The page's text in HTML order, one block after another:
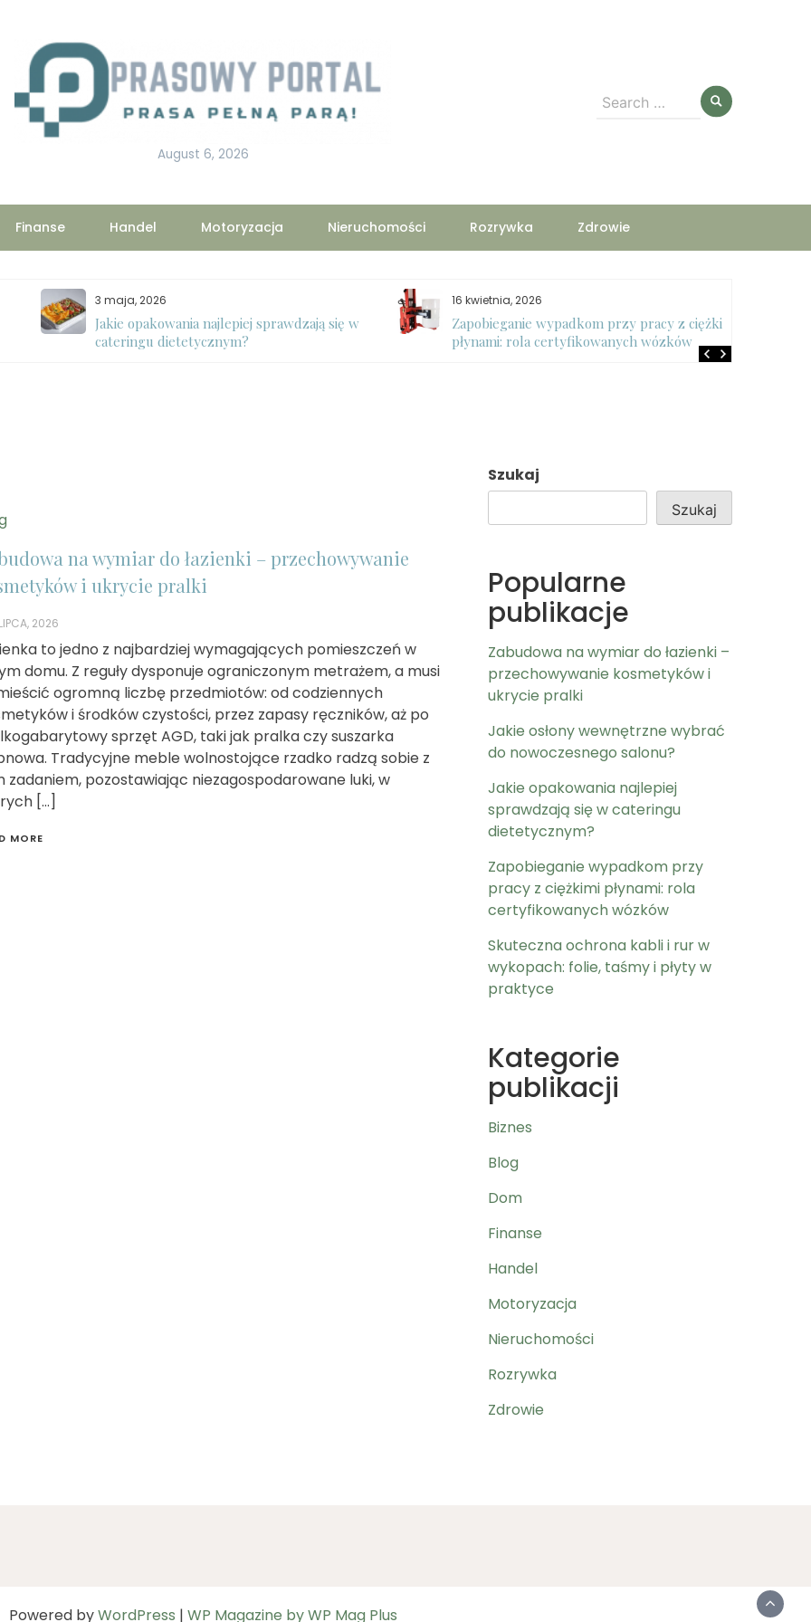
August 6, 2026
Search
Finanse Handel Motoryzacja Nieruchomości Rozrywka Zdrowie
3 maja, 2026
Jakie opakowania najlepiej sprawdzają się w
cateringu dietetycznym?
16 kwietnia, 2026
Zapobieganie wypadkom przy pracy z ciężkimi
płynami: rola certyfikowanych wózków
na wymiar do łazienki – przechowywanie
i ukrycie pralki
2026
to jedno z najbardziej wymagających pomieszczeń w
domu. Z reguły dysponuje ograniczonym metrażem, a musi
ogromną liczbę przedmiotów: od codziennych
i środków czystości, przez zapasy ręczników, aż po
sprzęt AGD, taki jak pralka czy suszarka
Tradycyjne meble wolnostojące rzadko radzą sobie z
zadaniem, pozostawiając niezagospodarowane luki, w
[…]
MORE
Szukaj
Szukaj
Popularne
publikacje
Zabudowa na wymiar do łazienki –
przechowywanie kosmetyków i
ukrycie pralki
Jakie osłony wewnętrzne wybrać
do nowoczesnego salonu?
Jakie opakowania najlepiej
sprawdzają się w cateringu
dietetycznym?
Zapobieganie wypadkom przy
pracy z ciężkimi płynami: rola
certyfikowanych wózków
Skuteczna ochrona kabli i rur w
wykopach: folie, taśmy i płyty w
praktyce
Kategorie
publikacji
Biznes
Blog
Dom
Finanse
Handel
Motoryzacja
Nieruchomości
Rozrywka
Zdrowie
Powered byWordPress | WP Magazine by WP Mag Plus